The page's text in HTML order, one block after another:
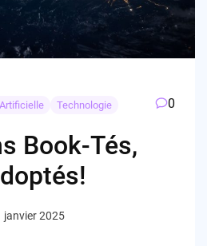
Technologie 0
Book-Tés,
janvier 2025